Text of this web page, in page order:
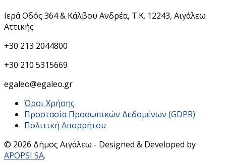
Ιερά Οδός 364 & Κάλβου Ανδρέα, Τ.Κ. 12243, Αιγάλεω
Αττικής
+30 213 2044800
+30 210 5315669
egaleo@egaleo.gr
Όροι Χρήσης
Προστασία Προσωπικών Δεδομένων (GDPR)
Πολιτική Απορρήτου
© 2026 Δήμος Αιγάλεω - Designed & Developed by
APOPSI SA.